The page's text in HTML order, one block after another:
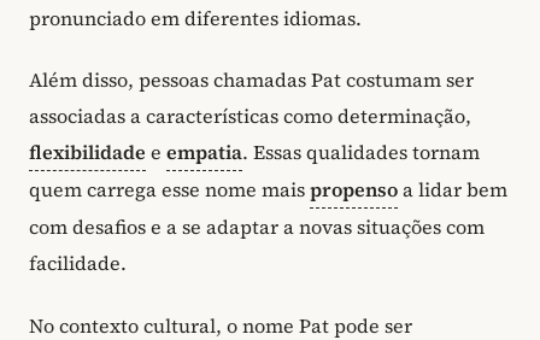
pronunciado em diferentes idiomas.
Além disso, pessoas chamadas Pat costumam ser
associadas a características como determinação,
flexibilidade e empatia. Essas qualidades tornam
quem carrega esse nome maispropensoa lidar bem
com desafios e a se adaptar a novas situações com
facilidade.
No contexto cultural, o nome Pat pode ser